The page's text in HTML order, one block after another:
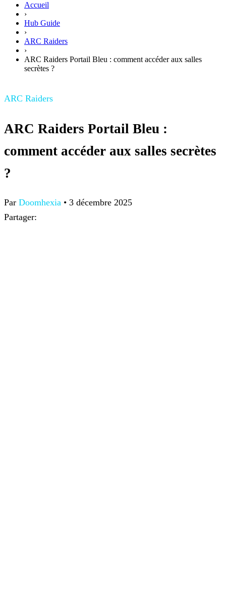
Accueil
›
Hub Guide
›
ARC Raiders
›
ARC Raiders Portail Bleu : comment accéder aux salles
secrètes ?
ARC Raiders
ARC Raiders Portail Bleu :
comment accéder aux salles secrètes
?
Par Doomhexia • 3 décembre 2025
Partager: